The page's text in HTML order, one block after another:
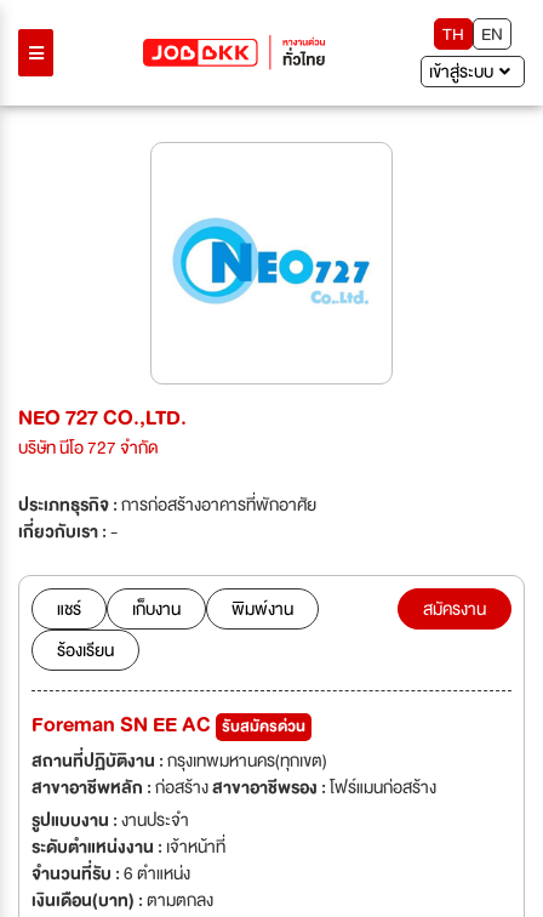
TH
EN
เข้าสู่ระบบ
NEO 727 CO.,LTD.
บริษัท นีโอ 727 จำกัด
ประเภทธุรกิจ :การก่อสร้างอาคารที่พักอาศัย
เกี่ยวกับเรา :-
แชร์ เก็บงาน
พิมพ์งาน
ร้องเรียน
สมัครงาน
Foreman SN EE AC รับสมัครด่วน
สถานที่ปฏิบัติงาน :กรุงเทพมหานคร(ทุกเขต)
สาขาอาชีพหลัก :ก่อสร้างสาขาอาชีพรอง :โฟร์แมนก่อสร้าง
รูปแบบงาน :งานประจำ
ระดับตำแหน่งงาน : เจ้าหน้าที่
จำนวนที่รับ :6 ตำแหน่ง
เงินเดือน(บาท) :ตามตกลง